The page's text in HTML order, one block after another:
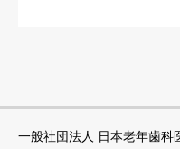
一般社団法人 日本老年歯科